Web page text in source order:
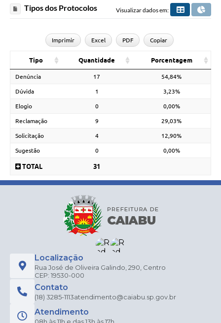
Tipos dos Protocolos Visualizar dados em:
Imprimir Excel PDF Copiar
Tipo Quantidade Porcentagem
Denúncia 17 54,84%
Dúvida 1 3,23%
Elogio 0 0,00%
Reclamação 9 29,03%
Solicitação 4 12,90%
Sugestão 0 0,00%
TOTAL 31
Localização
Rua José de Oliveira Galindo, 290, Centro
CEP: 19530-000
Contato
(18) 3285-1113atendimento@caiabu.sp.gov.br
Atendimento